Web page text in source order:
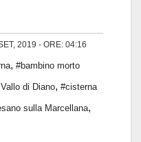
2019 - ORE: 04:16
, #bambino morto
di Diano, #cisterna
sulla Marcellana,